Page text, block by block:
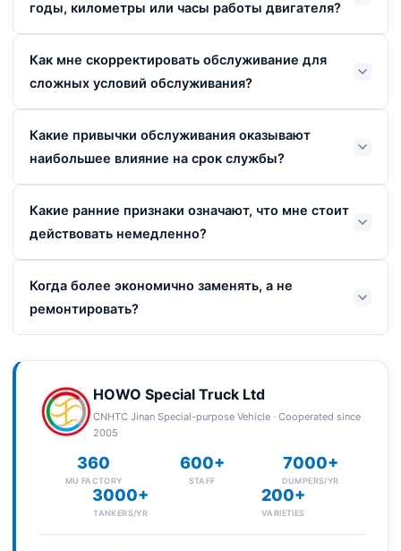
годы, километры или часы работы двигателя?
Как мне скорректировать обслуживание для
сложных условий обслуживания?
Какие привычки обслуживания оказывают
наибольшее влияние на срок службы?
Какие ранние признаки означают, что мне стоит
действовать немедленно?
Когда более экономично заменять, а не
ремонтировать?
HOWO Special Truck Ltd
CNHTC Jinan Special-purpose Vehicle · Cooperated since
2005
360
MU FACTORY
600+
STAFF
7000+
DUMPERS/YR
3000+
TANKERS/YR
200+
VARIETIES